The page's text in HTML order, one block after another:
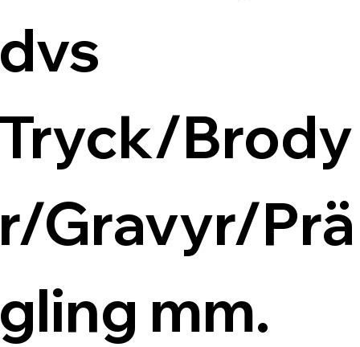
Brody
Gravyr/Prä
mm.